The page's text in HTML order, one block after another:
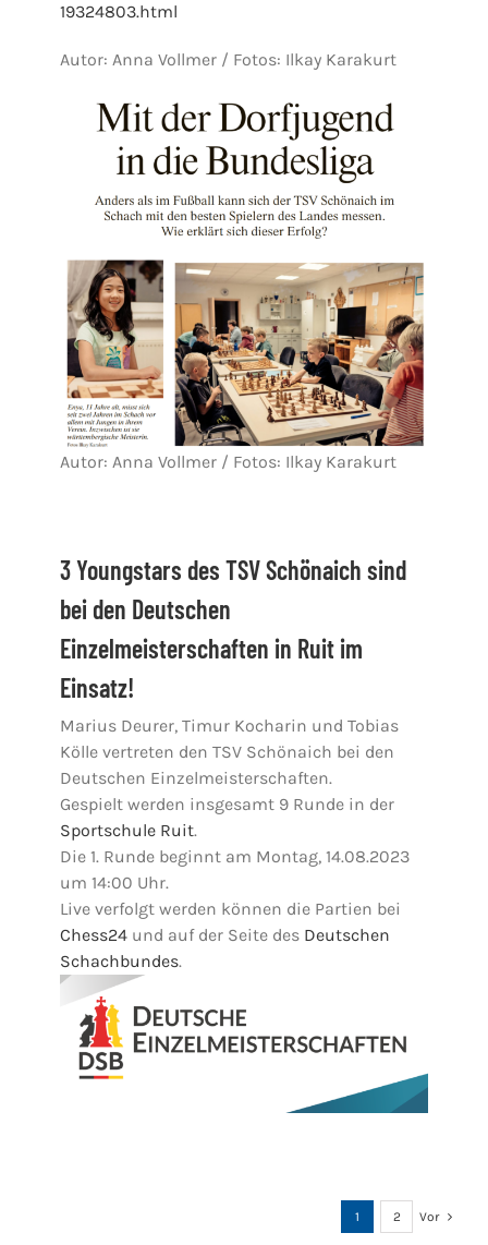
19324803.html
Autor: Anna Vollmer / Fotos: Ilkay Karakurt
Autor: Anna Vollmer / Fotos: Ilkay Karakurt
3 Youngstars des TSV Schönaich sind
bei den Deutschen
Einzelmeisterschaften in Ruit im
Einsatz!
Marius Deurer, Timur Kocharin und Tobias
Kölle vertreten den TSV Schönaich bei den
Deutschen Einzelmeisterschaften.
Gespielt werden insgesamt 9 Runde in der
Sportschule Ruit.
Die 1. Runde beginnt am Montag, 14.08.2023
um 14:00 Uhr.
Live verfolgt werden können die Partien bei
Chess24 und auf der Seite des Deutschen
Schachbundes.
1 2 Vor